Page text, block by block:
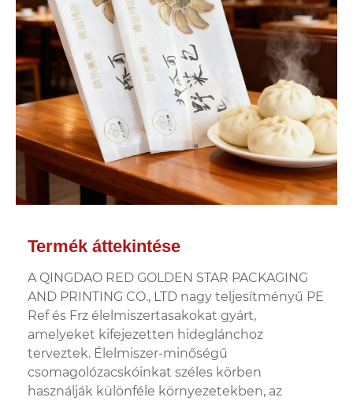
Termék áttekintése
A QINGDAO RED GOLDEN STAR PACKAGING
AND PRINTING CO., LTD nagy teljesítményű PE
Ref és Frz élelmiszertasakokat gyárt,
amelyeket kifejezetten hideglánchoz
terveztek. Élelmiszer-minőségű
csomagolózacskóinkat széles körben
használják különféle környezetekben, az